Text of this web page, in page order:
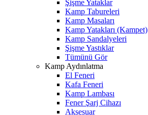
Şişme Yataklar
Kamp Tabureleri
Kamp Masaları
Kamp Yatakları (Kampet)
Kamp Sandalyeleri
Şişme Yastıklar
Tümünü Gör
Kamp Aydınlatma
El Feneri
Kafa Feneri
Kamp Lambası
Fener Şarj Cihazı
Aksesuar